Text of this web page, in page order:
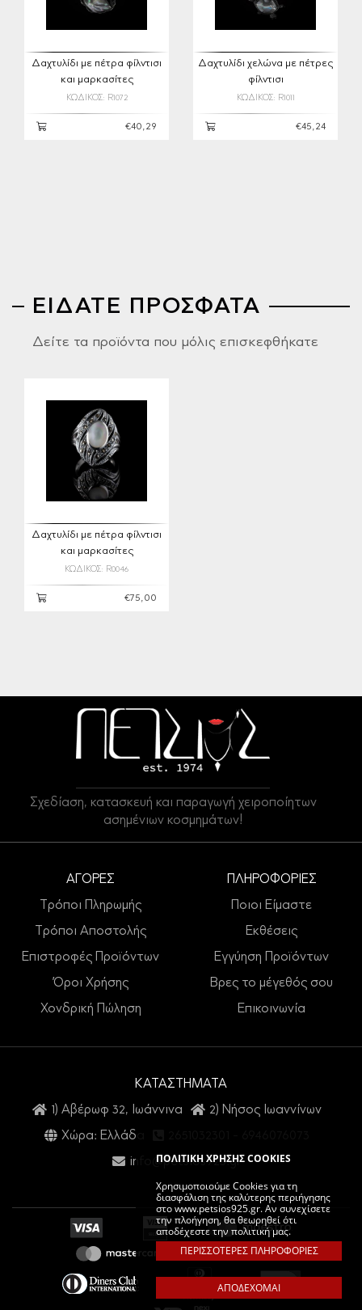
ΠΟΛΙΤΙΚΗ ΧΡΗΣΗΣ COOKIES
Χρησιμοποιούμε Cookies για τη
διασφάλιση της καλύτερης περιήγησης
στο www.petsios925.gr. Αν συνεχίσετε
την πλοήγηση, θα θεωρηθεί ότι
αποδέχεστε την πολιτική μας.
ΠΕΡΙΣΣΟΤΕΡΕΣ ΠΛΗΡΟΦΟΡΙΕΣ
ΑΠΟΔΕΧΟΜΑΙ
Δαχτυλίδι με πέτρα φίλντισι
και μαρκασίτες
ΚΩΔΙΚΟΣ: R1072
€40,29
Δαχτυλίδι χελώνα με πέτρες
φίλντισι
ΚΩΔΙΚΟΣ: R1011
€45,24
ΕΙΔΑΤΕ ΠΡΟΣΦΑΤΑ
Δείτε τα προϊόντα που μόλις επισκεφθήκατε
Δαχτυλίδι με πέτρα φίλντισι
και μαρκασίτες
ΚΩΔΙΚΟΣ: R0046
€75,00
Σχεδίαση, κατασκευή και παραγωγή χειροποίητων
ασημένιων κοσμημάτων!
ΑΓΟΡΕΣ
Τρόποι Πληρωμής
Τρόποι Αποστολής
Επιστροφές Προϊόντων
Όροι Χρήσης
Χονδρική Πώληση
ΠΛΗΡΟΦΟΡΙΕΣ
Ποιοι Είμαστε
Εκθέσεις
Εγγύηση Προϊόντων
Βρες το μέγεθός σου
Επικοινωνία
ΚΑΤΑΣΤΗΜΑΤΑ
1) Αβέρωφ 32, Ιωάννινα
2) Νήσος Ιωαννίνων
Χώρα: Ελλάδα
info@petsios925.gr